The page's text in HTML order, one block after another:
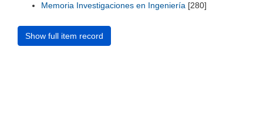
Memoria Investigaciones en Ingeniería [280]
Show full item record